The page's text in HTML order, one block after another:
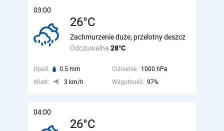
03:00
26°C
Odczuwalna 28°C
Zachmurzenie duże, przelotny deszcz
Opad: 0.5 mm Ciśnienie: 1000 hPa
Wiatr:
3 km/h Wilgotność: 97%
04:00
26°C